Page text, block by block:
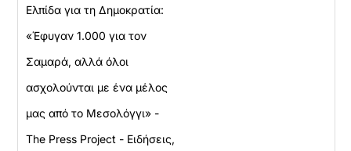
Ελπίδα για τη Δημοκρατία:
«Έφυγαν 1.000 για τον
Σαμαρά, αλλά όλοι
ασχολούνται με ένα μέλος
μας από το Μεσολόγγι» -
The Press Project - Ειδήσεις,